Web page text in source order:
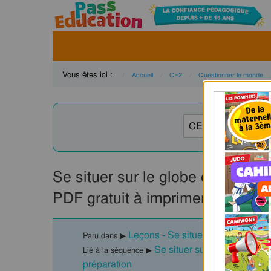
Vous êtes ici : Accueil CE2 Questionner le monde
Se situer sur le globe ou sur
PDF gratuit à imprimer
Paru dans ▶ Leçons - Se situer dans l'espace
Lié à la séquence ▶ Se situer sur un globe ou
préparation